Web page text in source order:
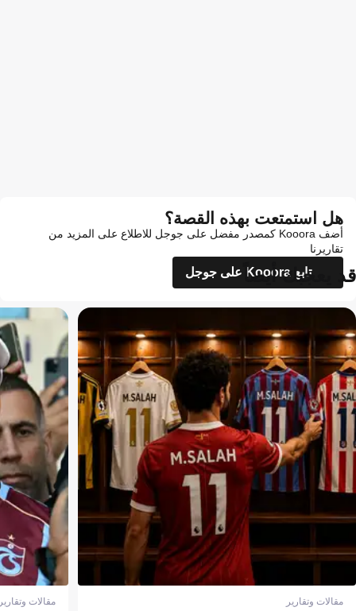
هل استمتعت بهذه القصة؟
أضف Kooora كمصدر مفضل على جوجل للاطلاع على المزيد من
تقاريرنا
تابع Kooora على جوجل
قد يعجبك أيضاً
مقالات وتقارير مقالات